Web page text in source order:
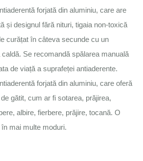
forjată din aluminiu, care are
și designul fără nituri, tigaia non-toxică
curățat în câteva secunde cu un
Se recomandă spălarea manuală
de viață a suprafeței antiaderente.
forjată din aluminiu, care oferă
gătit, cum ar fi sotarea, prăjirea,
albire, fierbere, prăjire, tocană. O
mai multe moduri.